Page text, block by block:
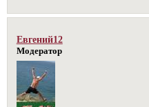
Евгений12
Модератор